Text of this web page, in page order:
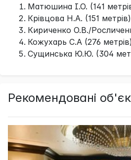
Матюшина І.О. (141
Крівцова Н.А. (151 метрів)
Кириченко О.В./
Кожухарь С.А (276
Сущинська Ю.Ю. (304
Рекомендовані